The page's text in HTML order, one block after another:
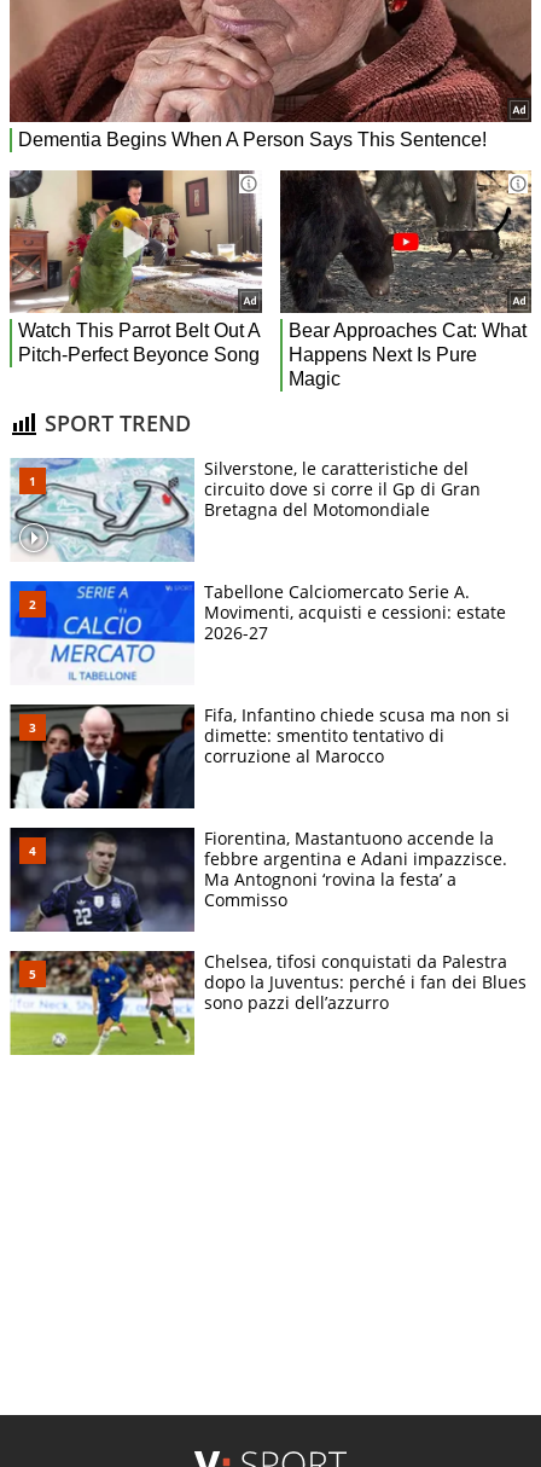
SPORT TREND
Silverstone, le caratteristiche del
circuito dove si corre il Gp di Gran
Bretagna del Motomondiale
Tabellone Calciomercato Serie A.
Movimenti, acquisti e cessioni: estate
2026-27
Fifa, Infantino chiede scusa ma non si
dimette: smentito tentativo di
corruzione al Marocco
Fiorentina, Mastantuono accende la
febbre argentina e Adani impazzisce.
Ma Antognoni ‘rovina la festa’ a
Commisso
Chelsea, tifosi conquistati da Palestra
dopo la Juventus: perché i fan dei Blues
sono pazzi dell’azzurro